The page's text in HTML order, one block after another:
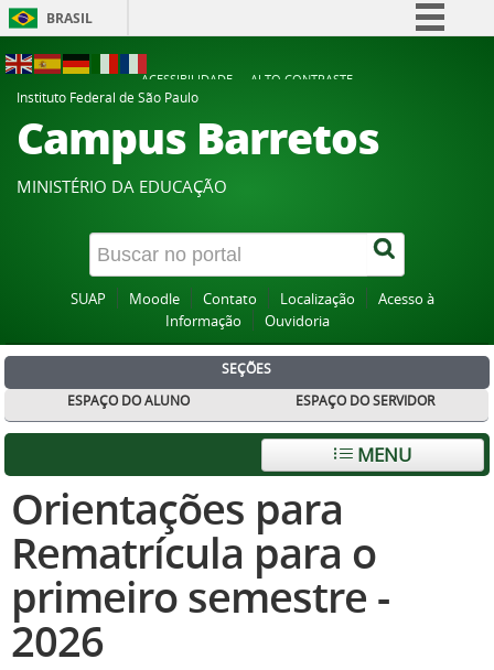
BRASIL
Participe
Acesso à informação
Canais
ACESSIBILIDADE
ALTO CONTRASTE
Instituto Federal de São Paulo
Campus Barretos
MINISTÉRIO DA EDUCAÇÃO
SUAP Moodle Contato Localização
Acesso à
Informação
Ouvidoria
SEÇÕES
ESPAÇO DO ALUNO
ESPAÇO DO SERVIDOR
MENU
Orientações para
Rematrícula para o
primeiro semestre -
2026